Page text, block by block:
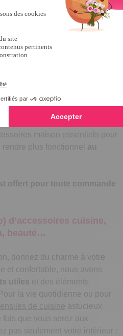
et
la maison
objets pratiques et
maison essentiels pour
plus fonctionnel au
offert pour toute commande
d’accessoires cuisine,
beauté…
donnez du charme à votre
et confortable, nous avons
utiles et des éléments
la vie quotidienne ou pour
de cuisine astucieux
fois que vous serez aux
pas seulement votre intérieur :